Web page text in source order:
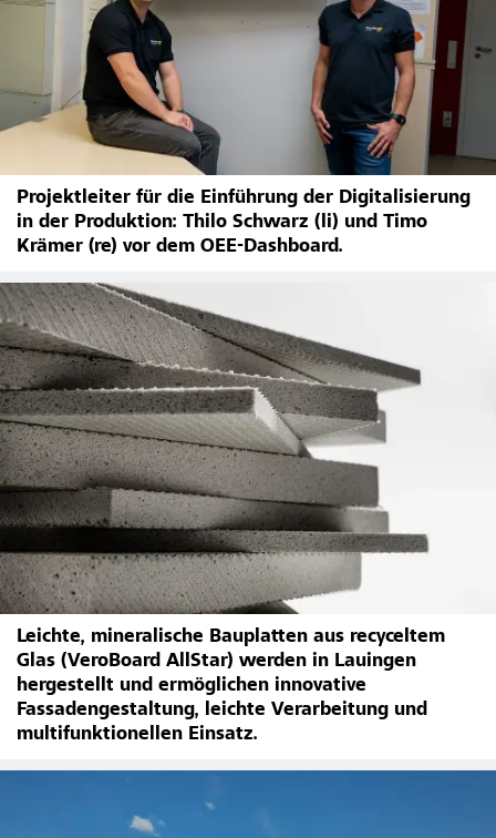
Projektleiter für die Einführung der Digitalisierung
in der Produktion: Thilo Schwarz (li) und Timo
Krämer (re) vor dem OEE-Dashboard.
Leichte, mineralische Bauplatten aus recyceltem
Glas (VeroBoard AllStar) werden in Lauingen
hergestellt und ermöglichen innovative
Fassadengestaltung, leichte Verarbeitung und
multifunktionellen Einsatz.